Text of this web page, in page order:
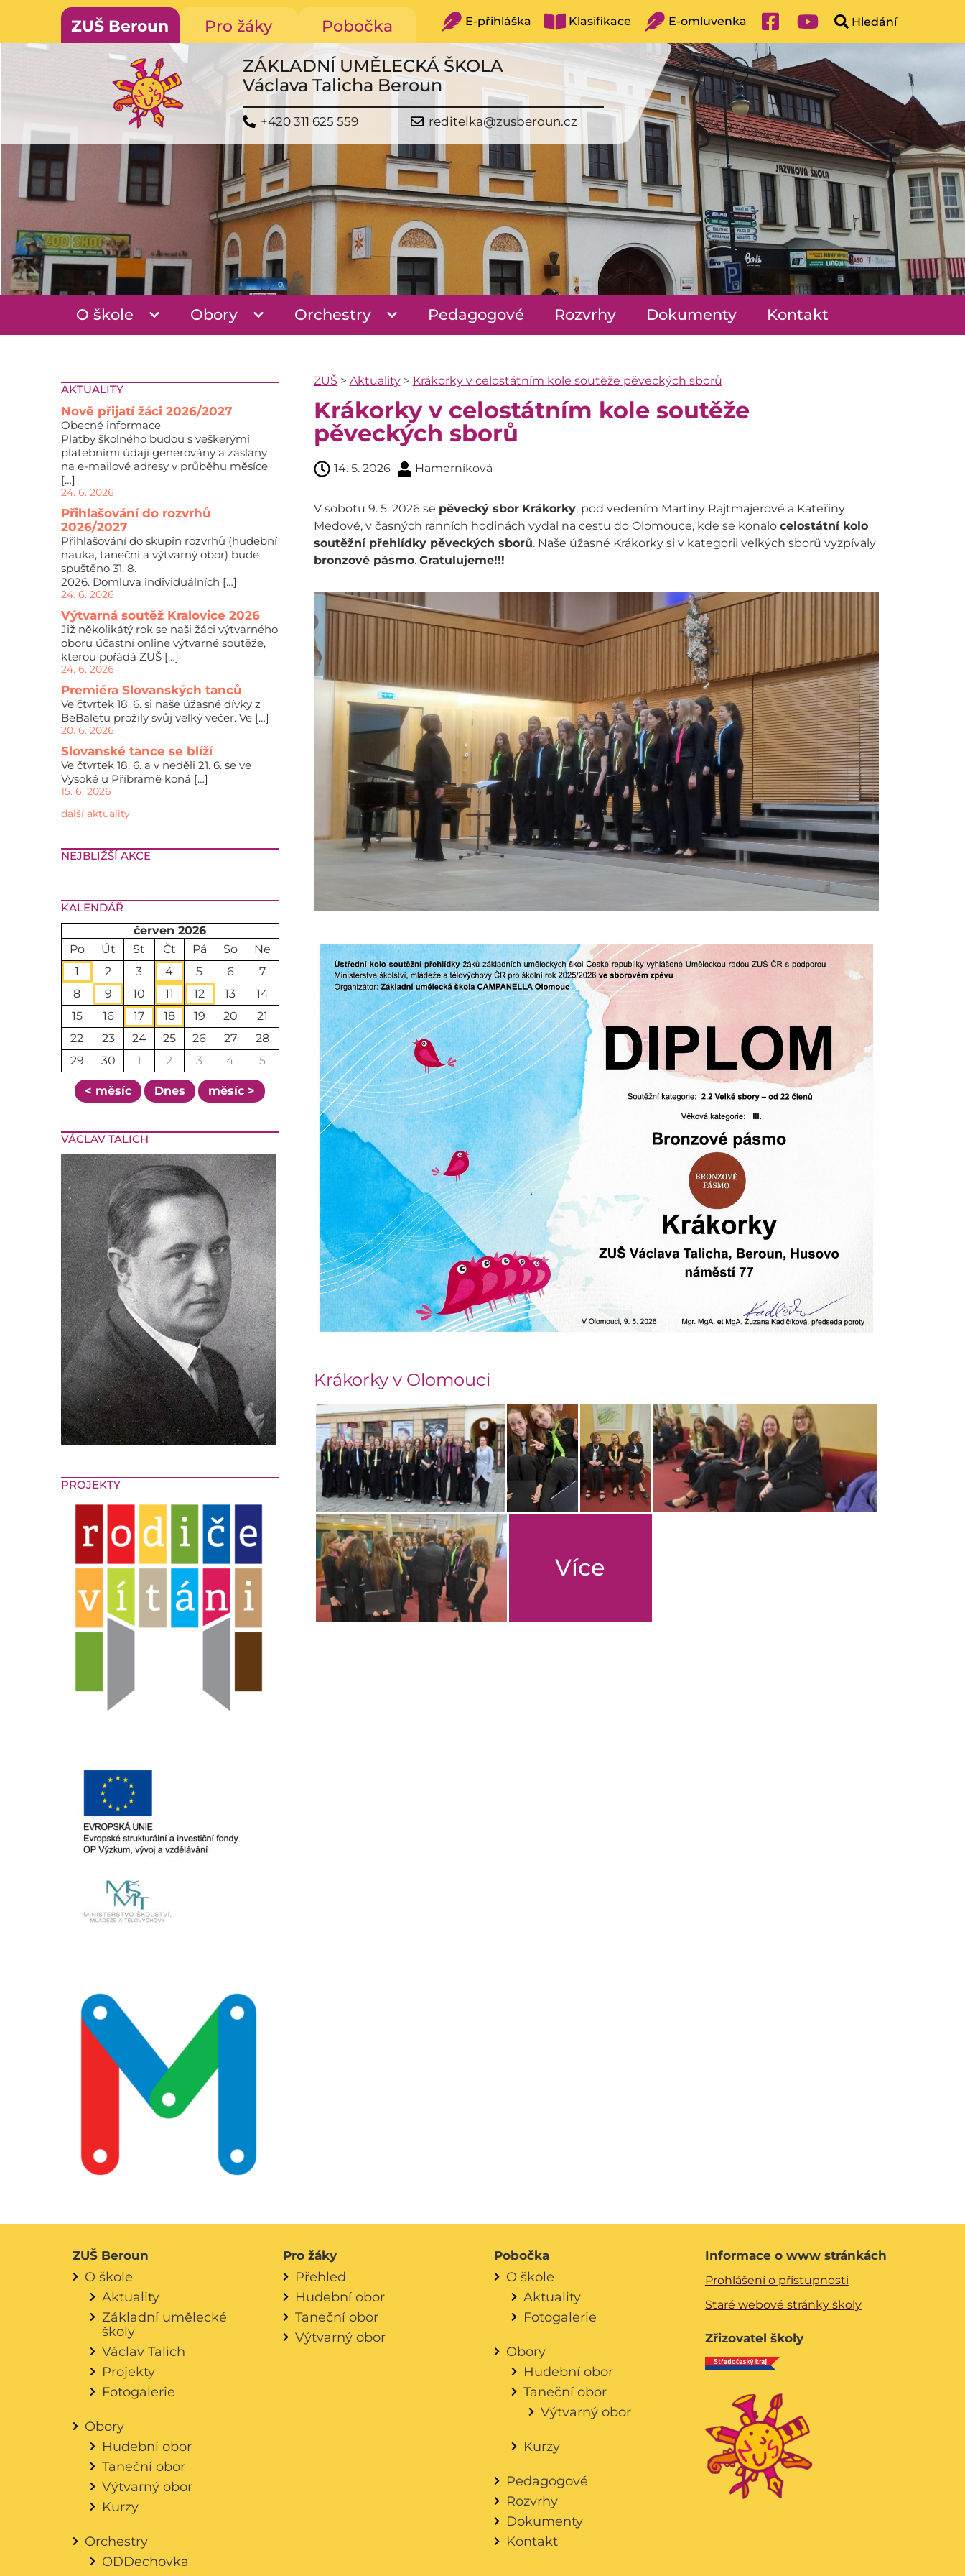
ZUŠ Beroun Pro žáky Pobočka E-přihláška Klasifikace E-omluvenka
ZÁKLADNÍ UMĚLECKÁ ŠKOLA
Václava Talicha Beroun
+420 311 625 559 reditelka@zusberoun.cz
O škole Obory Orchestry Pedagogové Rozvrhy Dokumenty Kontakt
AKTUALITY
Nově přijatí žáci 2026/2027
Obecné informace
Platby školného budou s veškerými
platebními údaji generovány a zaslány
na e-mailové adresy v průběhu měsíce
[…]
24. 6. 2026
Přihlašování do rozvrhů
2026/2027
Přihlašování do skupin rozvrhů (hudební
nauka, taneční a výtvarný obor) bude
spuštěno 31. 8.
2026. Domluva individuálních […]
24. 6. 2026
Výtvarná soutěž Kralovice 2026
Již několikátý rok se naši žáci výtvarného
oboru účastní online výtvarné soutěže,
kterou pořádá ZUŠ […]
24. 6. 2026
Premiéra Slovanských tanců
Ve čtvrtek 18. 6. si naše úžasné dívky z
BeBaletu prožily svůj velký večer. Ve […]
20. 6. 2026
Slovanské tance se blíží
Ve čtvrtek 18. 6. a v neděli 21. 6. se ve
Vysoké u Příbramě koná […]
15. 6. 2026
další aktuality
NEJBLIŽŠÍ AKCE
KALENDÁŘ
červen 2026
Po
Út St Čt Pá So
Ne
1
2 3 4 5 6
7
8
9 10 11 12 13
14
15
16 17 18 19 20
21
22
23 24 25 26 27
28
29
30 1 2 3 4 5
< měsíc Dnes měsíc >
VÁCLAV TALICH
PROJEKTY
ZUŠ > Aktuality> Krákorky v celostátním kole soutěže pěveckých sborů
Krákorky v celostátním kole soutěže
pěveckých sborů
14. 5. 2026 Hamerníková
V sobotu 9. 5. 2026 se pěvecký sbor Krákorky, pod vedením Martiny Rajtmajerové a Kateřiny
Medové, v časných ranních hodinách vydal na cestu do Olomouce, kde se konalo celostátní kolo
soutěžní přehlídky pěveckých sborů. Naše úžasné Krákorky si v kategorii velkých sborů vyzpívaly
bronzové pásmo. Gratulujeme!!!
Krákorky v Olomouci
Více
ZUŠ Beroun
O škole
Aktuality
Základní umělecké
školy
Václav Talich
Projekty
Fotogalerie
Obory
Hudební obor
Taneční obor
Výtvarný obor
Kurzy
Orchestry
ODDechovka
Pro žáky
Přehled
Hudební obor
Taneční obor
Výtvarný obor
Pobočka
O škole
Aktuality
Fotogalerie
Obory
Hudební obor
Taneční obor
Výtvarný obor
Kurzy
Pedagogové
Rozvrhy
Dokumenty
Kontakt
Informace o www stránkách
Prohlášení o přístupnosti
Staré webové stránky školy
Zřizovatel školy